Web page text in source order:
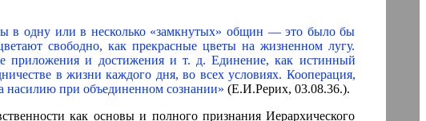
в одну или в несколько «замкнутых» общин — это было бы
свободно, как прекрасные цветы на жизненном лугу.
приложения и достижения и т. д. Единение, как истинный
в жизни каждого дня, во всех условиях. Кооперация,
насилию при объединенном сознании» (Е.И.Рерих, 03.08.36.).
как основы и полного признания Иерархического